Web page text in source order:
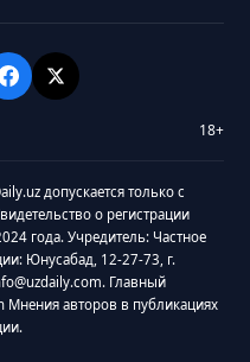
18+
допускается только с
о регистрации
года. Учредитель: Частное
Юнусабад, 12-27-73, г.
Главный
Мнения авторов в публикациях